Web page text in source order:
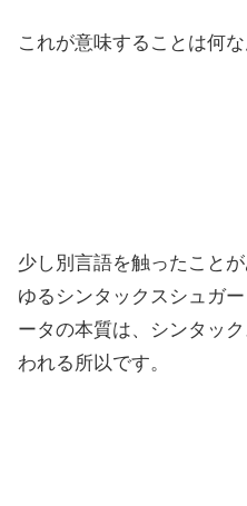
これが意味することは何
少し別言語を触ったこと
ゆるシンタックスシュガ
ータの本質は、シンタッ
われる所以です。